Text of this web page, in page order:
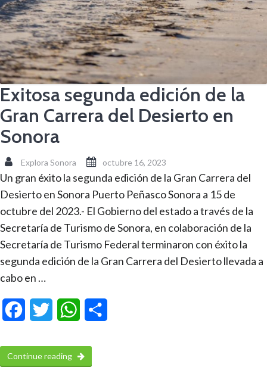
Exitosa segunda edición de la
Gran Carrera del Desierto en
Sonora
Explora Sonora octubre 16, 2023
Un gran éxito la segunda edición de la Gran Carrera del
Desierto en Sonora Puerto Peñasco Sonora a 15 de
octubre del 2023.- El Gobierno del estado a través de la
Secretaría de Turismo de Sonora, en colaboración de la
Secretaría de Turismo Federal terminaron con éxito la
segunda edición de la Gran Carrera del Desierto llevada a
cabo en …
FacebookTwitter WhatsApp
Continue reading